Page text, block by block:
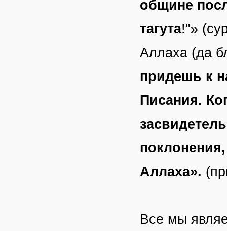
общине
тагута!"»
Аллаха (да
придешь к
Писания.
Аллаха».
Все мы